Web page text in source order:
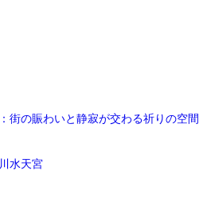
街の賑わいと静寂が交わる祈りの空間
水天宮